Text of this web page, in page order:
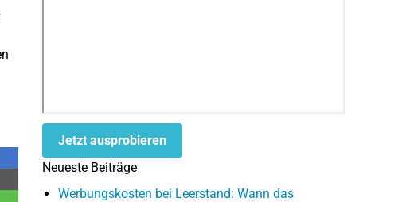
Jetzt ausprobieren
Neueste Beiträge
Werbungskosten bei Leerstand: Wann das